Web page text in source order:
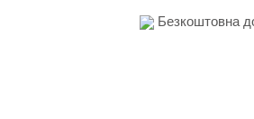
Безкоштовна